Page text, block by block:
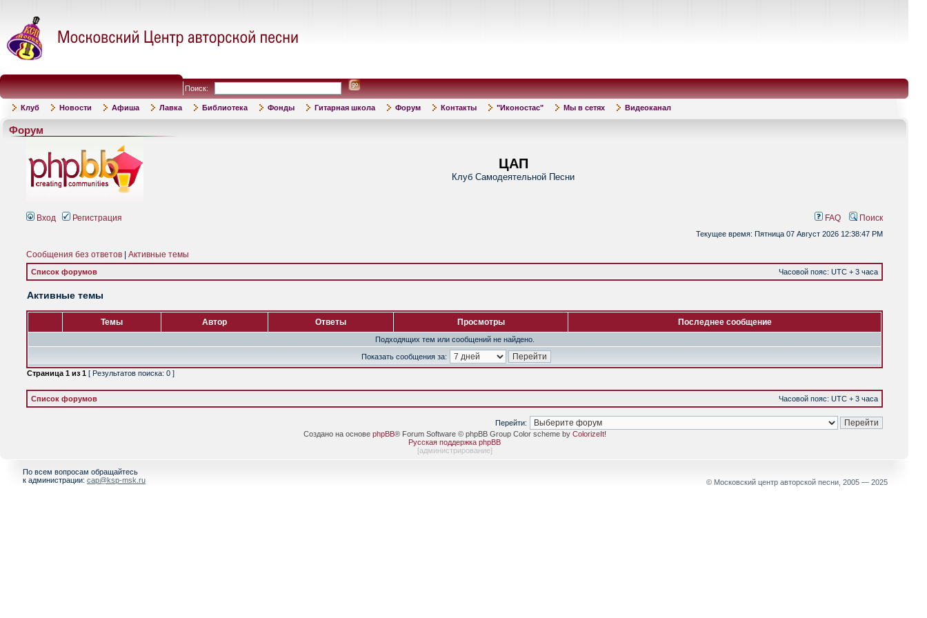
Поиск:
Клуб Новости Афиша Лавка Библиотека Фонды Гитарная школа Форум Контакты "Иконостас" Мы в сетях Видеоканал
Форум
ЦАП
Клуб Самодеятельной Песни
Вход Регистрация FAQ Поиск
Текущее время: Пятница 07 Август 2026 12:38:47 PM
Сообщения без ответов Активные темы
Список форумов Часовой пояс: UTC + 3 часа
Активные темы
Темы Автор Ответы Просмотры Последнее сообщение
Подходящих тем или сообщений не найдено.
Показать сообщения за:
Страница 1 из 1 [ Результатов поиска: 0 ]
Список форумов Часовой пояс: UTC + 3 часа
Перейти:
Создано на основе phpBB® Forum Software © phpBB Group Color scheme by ColorizeIt!
Русская поддержка phpBB
[администрирование]
По всем вопросам обращайтесь
к администрации: cap@ksp-msk.ru © Московский центр авторской песни, 2005 — 2025